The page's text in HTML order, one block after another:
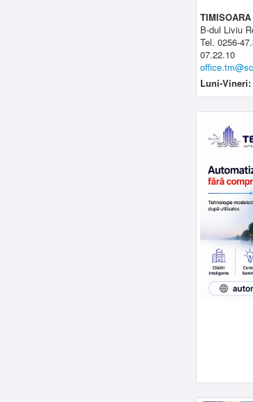
TIMISOARA
B-dul Liviu
Tel. 0256-
07.22.10
Luni-Vineri: